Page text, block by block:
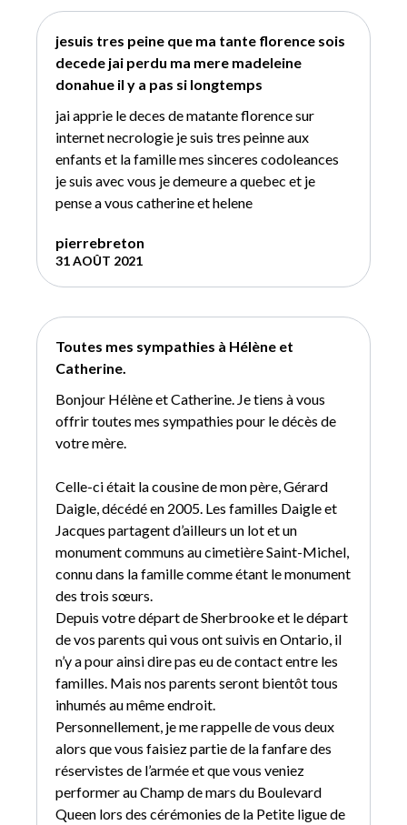
jesuis tres peine que ma tante florence sois
decede jai perdu ma mere madeleine
donahue il y a pas si longtemps
jai apprie le deces de matante florence sur
internet necrologie je suis tres peinne aux
enfants et la famille mes sinceres codoleances
je suis avec vous je demeure a quebec et je
pense a vous catherine et helene
pierrebreton
31 AOÛT 2021
Toutes mes sympathies à Hélène et
Catherine.
Bonjour Hélène et Catherine. Je tiens à vous
offrir toutes mes sympathies pour le décès de
votre mère.
Celle-ci était la cousine de mon père, Gérard
Daigle, décédé en 2005. Les familles Daigle et
Jacques partagent d’ailleurs un lot et un
monument communs au cimetière Saint-Michel,
connu dans la famille comme étant le monument
des trois sœurs.
Depuis votre départ de Sherbrooke et le départ
de vos parents qui vous ont suivis en Ontario, il
n’y a pour ainsi dire pas eu de contact entre les
familles. Mais nos parents seront bientôt tous
inhumés au même endroit.
Personnellement, je me rappelle de vous deux
alors que vous faisiez partie de la fanfare des
réservistes de l’armée et que vous veniez
performer au Champ de mars du Boulevard
Queen lors des cérémonies de la Petite ligue de